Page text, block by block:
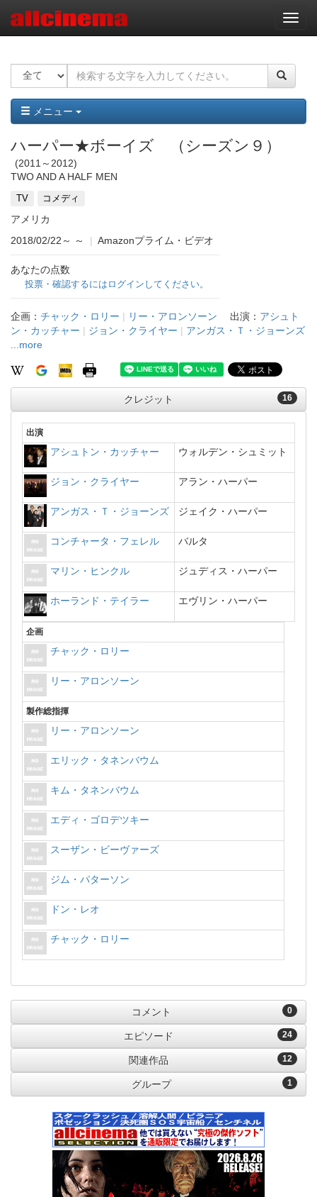
ナ
ビ
ー
ョ
ン
メニュー
ハーパー★ボーイズ （シーズン９）
2011～2012
TWO AND A HALF MEN
TV コメディ
アメリカ
2018/02/22～
～ | Amazonプライム・ビデオ
あなたの点数
投票・確認するにはログインしてください。
企画： チャック・ロリー | リー・アロンソーン 出演： アシュト
ン・カッチャー | ジョン・クライヤー | アンガス・Ｔ・ジョーンズ
...more
16
クレジット
出演
アシュトン・カッチャー ウォルデン・シュミット
ジョン・クライヤー アラン・ハーパー
アンガス・Ｔ・ジョーンズ ジェイク・ハーパー
コンチャータ・フェレル バルタ
マリン・ヒンクル ジュディス・ハーパー
ホーランド・テイラー エヴリン・ハーパー
企画
チャック・ロリー
リー・アロンソーン
製作総指揮
リー・アロンソーン
エリック・タネンバウム
キム・タネンバウム
エディ・ゴロデツキー
スーザン・ビーヴァーズ
ジム・パターソン
ドン・レオ
チャック・ロリー
0
コメント
24
エピソード
12
関連作品
1
グループ